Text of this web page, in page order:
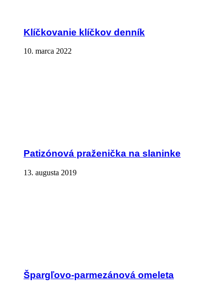
Klíčkovanie klíčkov denník
10. marca 2022
Patizónová praženička na slaninke
13. augusta 2019
Špargľovo-parmezánová omeleta